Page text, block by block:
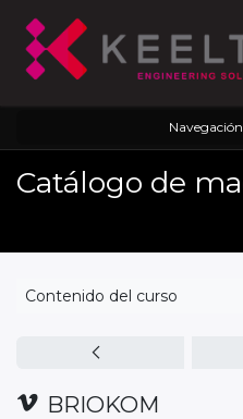
Navegación
Contenido del curso
BRIOKOM